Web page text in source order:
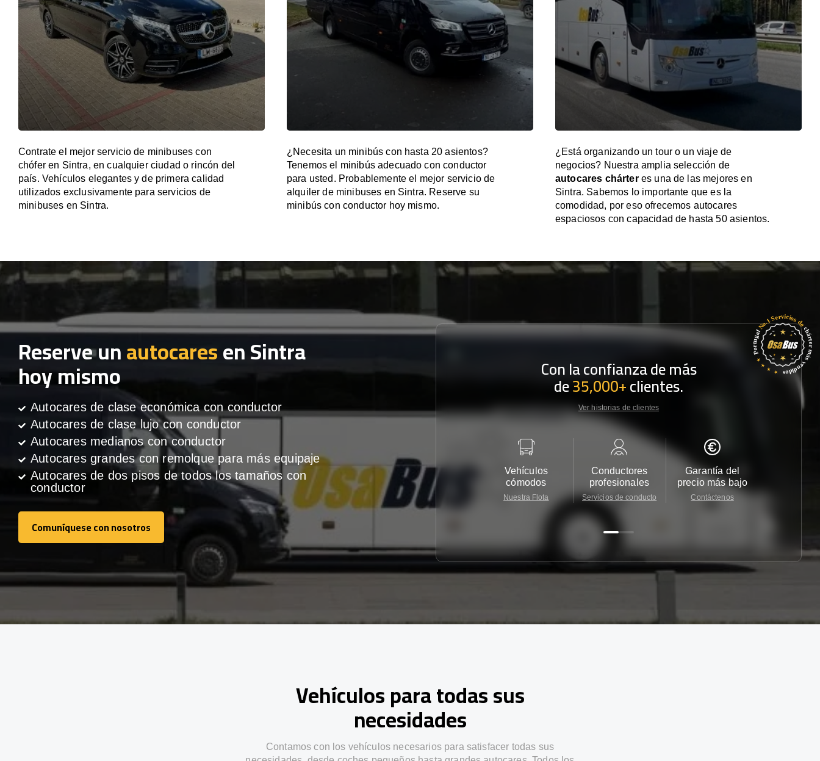
Contrate el mejor servicio de minibuses con
chófer en Sintra, en cualquier ciudad o rincón del
país. Vehículos elegantes y de primera calidad
utilizados exclusivamente para servicios de
minibuses en Sintra.
¿Necesita un minibús con hasta 20 asientos?
Tenemos el minibús adecuado con conductor
para usted. Probablemente el mejor servicio de
alquiler de minibuses en Sintra. Reserve su
minibús con conductor hoy mismo.
¿Está organizando un tour o un viaje de
negocios? Nuestra amplia selección de
autocares chárteres una de las mejores en
Sintra. Sabemos lo importante que es la
comodidad, por eso ofrecemos autocares
espaciosos con capacidad de hasta 50 asientos.
Reserve unautocaresen Sintra
hoy mismo
Autocares de clase económica con conductor
Autocares de clase lujo con conductor
Autocares medianos con conductor
Autocares grandes con remolque para más equipaje
Autocares de dos pisos de todos los tamaños con
conductor
Comuníquese con nosotros
Comuníquese con nosotros
Con la confianza de más
de35,000+clientes.
Ver historias de clientes
Vehículos
cómodos
Nuestra Flota
Conductores
profesionales
Servicios de conducto
Garantía del
precio más bajo
Contáctenos
Vehículos para todas sus
necesidades
Contamos con los vehículos necesarios para satisfacer todas sus